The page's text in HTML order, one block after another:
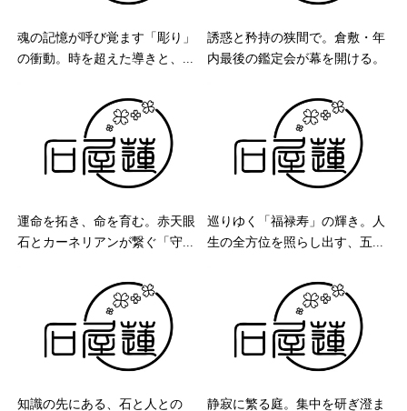
魂の記憶が呼び覚ます「彫り」
の衝動。時を超えた導きと、...
誘惑と矜持の狭間で。倉敷・年
内最後の鑑定会が幕を開ける。
運命を拓き、命を育む。赤天眼
石とカーネリアンが繋ぐ「守...
巡りゆく「福禄寿」の輝き。人
生の全方位を照らし出す、五...
知識の先にある、石と人との
静寂に繁る庭。集中を研ぎ澄ま